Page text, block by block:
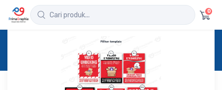
0
Produk
Sticker - Sticker Label Unboxing